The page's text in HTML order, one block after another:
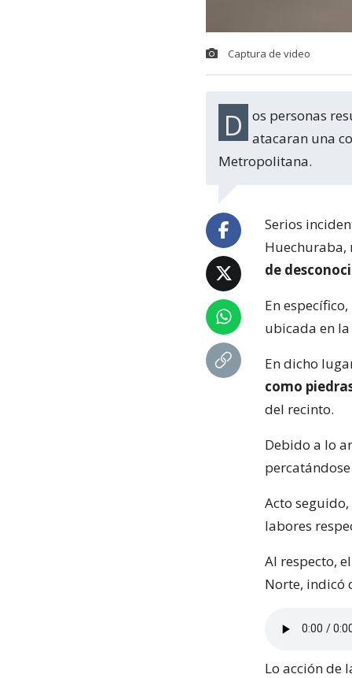
Captura de video
Dos personas resultaron detenidas luego que cerca de un treintena de personas
atacaran una
Metropolitana.
Serios
de
En
ubicada en
En dicho
como
del recinto.
Debido a lo
Acto
labores
Al respecto,
Norte, indicó
Lo acción de